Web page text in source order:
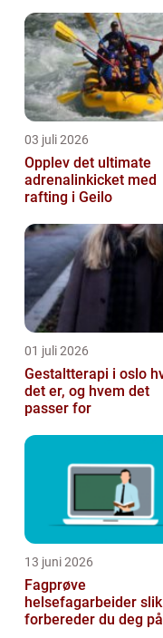
03 juli 2026
Opplev det ultimate
adrenalinkicket med
rafting i Geilo
01 juli 2026
Gestaltterapi i oslo hva
det er, og hvem det
passer for
13 juni 2026
Fagprøve
helsefagarbeider slik
forbereder du deg på